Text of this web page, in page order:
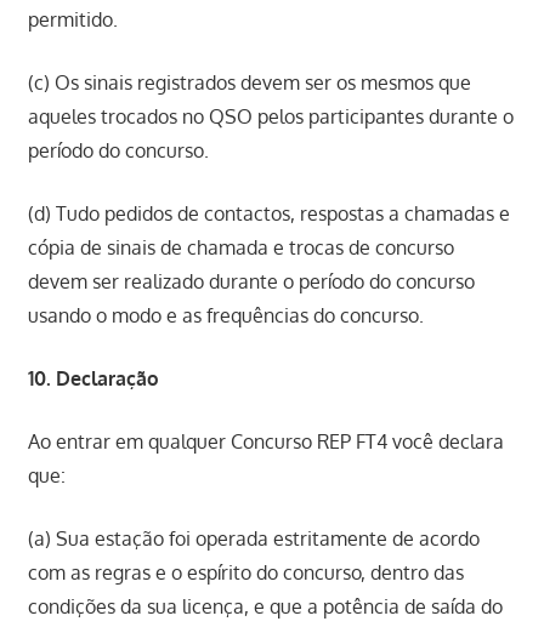
permitido.
(c) Os sinais registrados devem ser os mesmos que
aqueles trocados no QSO pelos participantes durante o
período do concurso.
(d) Tudo pedidos de contactos, respostas a chamadas e
cópia de sinais de chamada e trocas de concurso
devem ser realizado durante o período do concurso
usando o modo e as frequências do concurso.
10. Declaração
Ao entrar em qualquer Concurso REP FT4 você declara
que:
(a) Sua estação foi operada estritamente de acordo
com as regras e o espírito do concurso, dentro das
condições da sua licença, e que a potência de saída do